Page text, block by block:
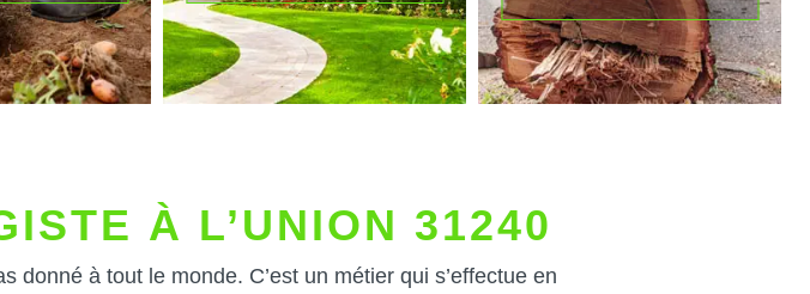
À L’UNION 31240
donné à tout le monde. C’est un métier qui s’effectue en